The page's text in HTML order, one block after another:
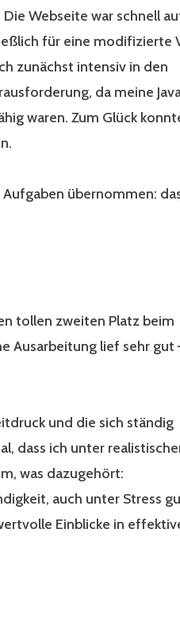
Webseite war schnell
für eine modifizierte
zunächst intensiv in den
da meine
waren. Zum Glück
übernommen:
tollen zweiten Platz beim
Ausarbeitung lief sehr gut
und die sich ständig
dass ich unter
was dazugehört:
auch unter Stress
Einblicke in